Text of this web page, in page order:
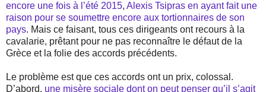
encore une fois à l’été 2015, Alexis Tsipras en ayant fait une
raison pour se soumettre encore aux tortionnaires de son
pays. Mais ce faisant, tous ces dirigeants ont recours à la
cavalarie, prêtant pour ne pas reconnaître le défaut de la
Grèce et la folie des accords précédents.
Le problème est que ces accords ont un prix, colossal.
D’abord, une misère sociale dont on peut penser qu’il s’agit